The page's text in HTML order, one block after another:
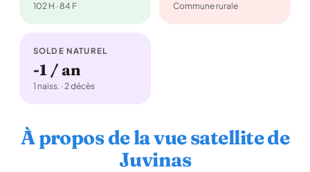
102 H · 84 F Commune rurale
SOLDE NATUREL
-1 / an
1 naiss. · 2 décès
À propos de la vue satellite de
Juvinas